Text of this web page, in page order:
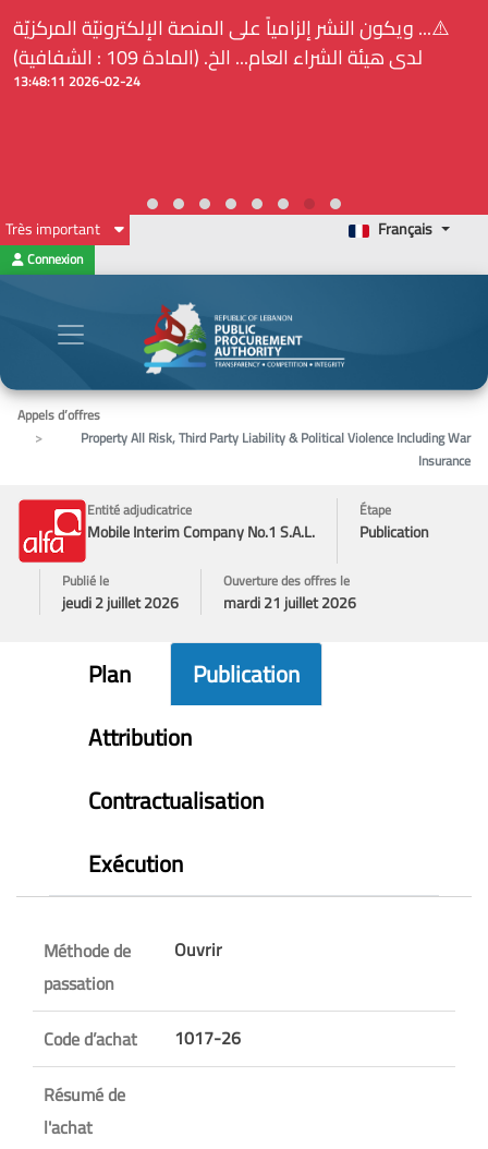
⚠️... ويكون النشر إلزامياً على المنصة الإلكترونيّة المركزيّة
لدى هيئة الشراء العام... الخ. (المادة 109 : الشفافية)
2026-02-24 13:48:11
Très important Français
Connexion
Appels d’offres
Property All Risk, Third Party Liability & Political Violence Including War
Insurance
Entité adjudicatrice
Mobile Interim Company No.1 S.A.L.
Étape
Publication
Publié le
jeudi 2 juillet 2026
Ouverture des offres le
mardi 21 juillet 2026
Plan
Publication
Attribution
Contractualisation
Exécution
Méthode de
passation
Ouvrir
Code d’achat
1017-26
Résumé de
l'achat